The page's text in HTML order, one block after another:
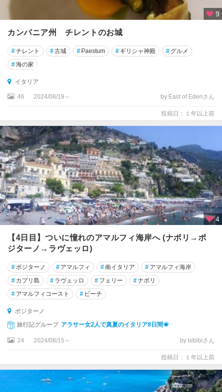
ト
エ
ス
ト
ト
レ
ン
テ
ィ
ー
ノ
・
ア
ア
デ
ィ
ジ
ェ
ト
ン
ト
9
カンパニア州 チレントのお城
#チレント #古城 # Paestum # ギリシャ神殿 # グルメ
#海の家
イタリア
46 2024/08/19～ by East of Edenさん
投稿日：１年以上前
4
【4日目】ついに憧れのアマルフィ海岸へ (ナポリ→ポ
ジターノ→ラヴェッロ)
#ポジターノ # アマルフィ #南イタリア # アマルフィ海岸
# カプリ島 # ラヴェッロ # フェリー #ナポリ
# アマルフィコースト # ビーチ
ポジターノ
旅行記グループ アラサー女2人で真夏のイタリア8日間☀︎
24 2024/08/15～ by bibibiさん
投稿日：１年以上前